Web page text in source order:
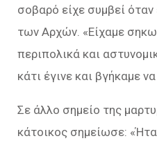
σοβαρό είχε συμβεί όταν
των Αρχών. «Είχαμε
περιπολικά και
κάτι έγινε και βγήκαμε
Σε άλλο σημείο της
κάτοικος σημείωσε: